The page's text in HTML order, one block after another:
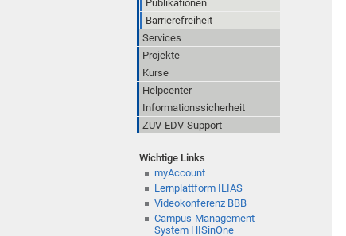
Publikationen
Barrierefreiheit
Services
Projekte
Kurse
Helpcenter
Informationssicherheit
ZUV-EDV-Support
Wichtige Links
myAccount
Lernplattform ILIAS
Videokonferenz BBB
Campus-Management-
System HISinOne